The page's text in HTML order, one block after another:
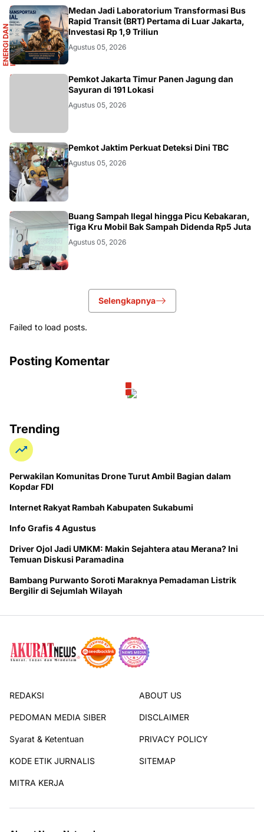
E
N
E
R
G
I
D
A
N
I
N
F
R
A
S
T
R
U
K
T
UR
Medan Jadi Laboratorium Transformasi Bus
Rapid Transit (BRT) Pertama di Luar Jakarta,
Investasi Rp 1,9 Triliun
Agustus 05, 2026
Pemkot Jakarta Timur Panen Jagung dan
Sayuran di 191 Lokasi
Agustus 05, 2026
AKURATNEWS Pemkot Jaktim Perkuat Deteksi Dini TBC
Agustus 05, 2026
AKURATNEWS
Buang Sampah Ilegal hingga Picu Kebakaran,
Tiga Kru Mobil Bak Sampah Didenda Rp5 Juta
Agustus 05, 2026
Selengkapnya
Failed to load posts.
Posting Komentar
Trending
Perwakilan Komunitas Drone Turut Ambil Bagian dalam
Kopdar FDI
Internet Rakyat Rambah Kabupaten Sukabumi
Info Grafis 4 Agustus
Driver Ojol Jadi UMKM: Makin Sejahtera atau Merana? Ini
Temuan Diskusi Paramadina
Bambang Purwanto Soroti Maraknya Pemadaman Listrik
Bergilir di Sejumlah Wilayah
REDAKSI ABOUT US
PEDOMAN MEDIA SIBER DISCLAIMER
Syarat & Ketentuan PRIVACY POLICY
KODE ETIK JURNALIS SITEMAP
MITRA KERJA